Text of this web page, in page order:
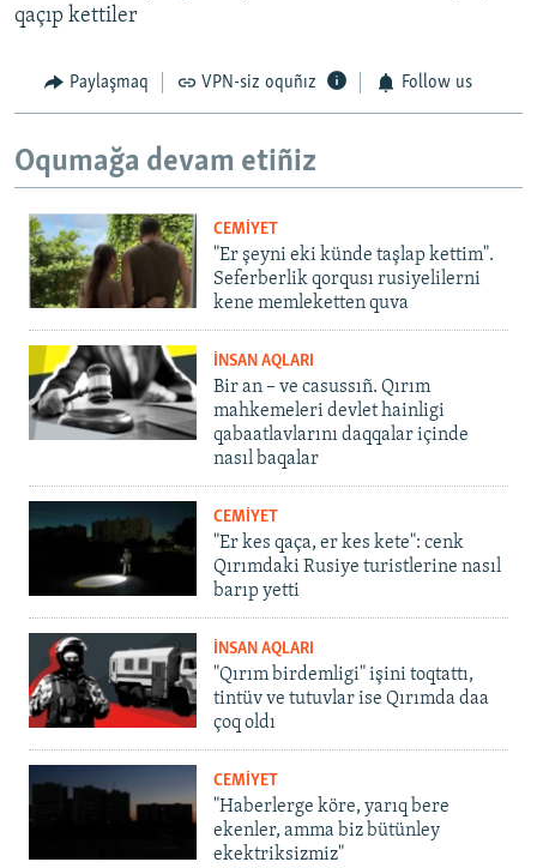
qaçıp kettiler
Paylaşmaq VPN-siz oquñız Follow us
Oqumağa devam etiñiz
CEMİYET
"Er şeyni eki künde taşlap kettim".
Seferberlik qorqusı rusiyelilerni
kene memleketten quva
İNSAN AQLARI
Bir an – ve casussıñ. Qırım
mahkemeleri devlet hainligi
qabaatlavlarını daqqalar içinde
nasıl baqalar
CEMİYET
"Er kes qaça, er kes kete": cenk
Qırımdaki Rusiye turistlerine nasıl
barıp yetti
İNSAN AQLARI
"Qırım birdemligi" işini toqtattı,
tintüv ve tutuvlar ise Qırımda daa
çoq oldı
CEMİYET
"Haberlerge köre, yarıq bere
ekenler, amma biz bütünley
ekektriksizmiz"